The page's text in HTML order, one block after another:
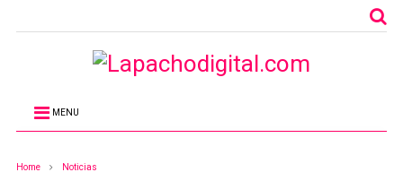
MENU
Home Noticias